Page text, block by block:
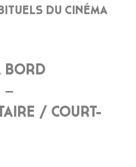
DU CINÉMA
BORD
–
/ COURT-